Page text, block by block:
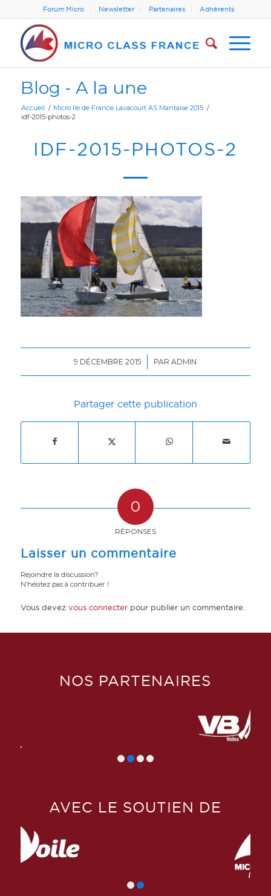
Forum Micro Newsletter Partenaires Adhérents
Blog - A la une
Accueil / Micro Ile de France Lavacourt AS Mantaise 2015 /
idf-2015-photos-2
IDF-2015-PHOTOS-2
9 DÉCEMBRE 2015
/ PARADMIN
Partager cette publication
0
RÉPONSES
Laisser un commentaire
Rejoindre la discussion?
N’hésitez pas à contribuer !
Vous devez vous connecterpour publier un commentaire.
NOS PARTENAIRES
AVEC LE SOUTIEN DE